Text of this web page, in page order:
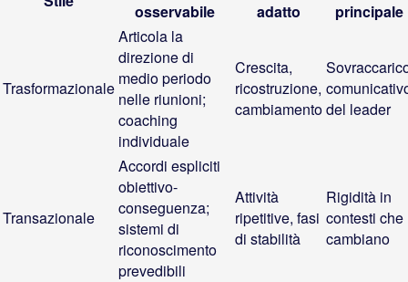
osservabile
adatto
principale
Trasformazionale
Articola la
direzione di
medio periodo
nelle riunioni;
coaching
individuale
Crescita,
ricostruzione,
cambiamentodel leader
Transazionale
Accordi espliciti
obiettivo-
conseguenza;
sistemi di
riconoscimento
prevedibili
Attività
ripetitive, fasi
di stabilità
Rigidità in
contesti che
cambiano